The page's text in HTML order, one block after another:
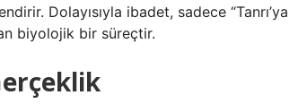
Dolayısıyla ibadet, sadece “Tanrı’ya
biyolojik bir süreçtir.